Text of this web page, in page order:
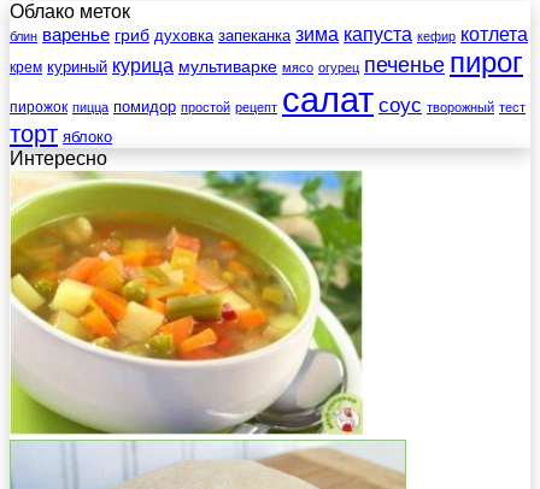
Облако меток
блин варенье гриб духовка запеканка зима капуста кефир котлета
крем куриный курица мультиварке мясо огурец печенье пирог
пирожок пицца помидор простой рецепт салат соус творожный тест
торт яблоко
Интересно